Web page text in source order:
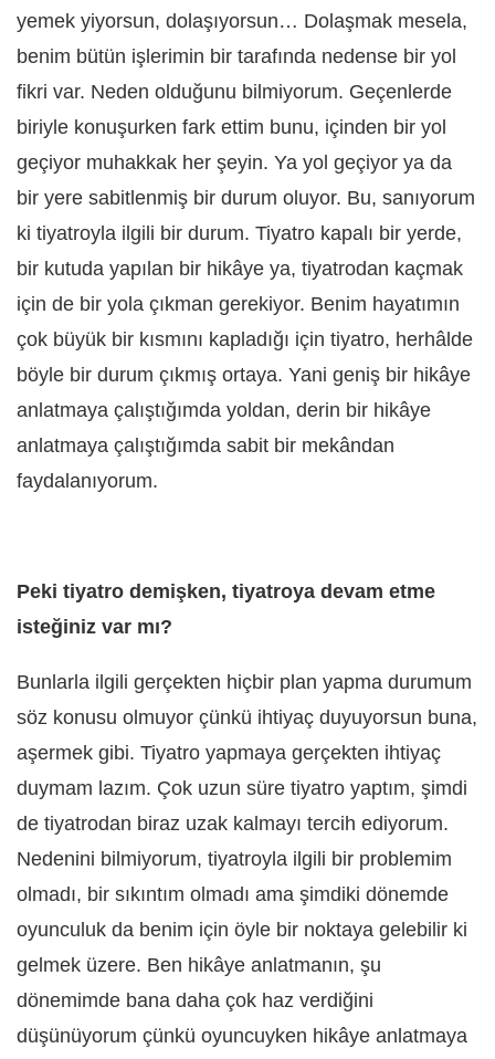
yemek yiyorsun, dolaşıyorsun… Dolaşmak mesela,
benim bütün işlerimin bir tarafında nedense bir yol
fikri var. Neden olduğunu bilmiyorum. Geçenlerde
biriyle konuşurken fark ettim bunu, içinden bir yol
geçiyor muhakkak her şeyin. Ya yol geçiyor ya da
bir yere sabitlenmiş bir durum oluyor. Bu, sanıyorum
ki tiyatroyla ilgili bir durum. Tiyatro kapalı bir yerde,
bir kutuda yapılan bir hikâye ya, tiyatrodan kaçmak
için de bir yola çıkman gerekiyor. Benim hayatımın
çok büyük bir kısmını kapladığı için tiyatro, herhâlde
böyle bir durum çıkmış ortaya. Yani geniş bir hikâye
anlatmaya çalıştığımda yoldan, derin bir hikâye
anlatmaya çalıştığımda sabit bir mekândan
faydalanıyorum.
Peki tiyatro demişken, tiyatroya devam etme
isteğiniz var mı?
Bunlarla ilgili gerçekten hiçbir plan yapma durumum
söz konusu olmuyor çünkü ihtiyaç duyuyorsun buna,
aşermek gibi. Tiyatro yapmaya gerçekten ihtiyaç
duymam lazım. Çok uzun süre tiyatro yaptım, şimdi
de tiyatrodan biraz uzak kalmayı tercih ediyorum.
Nedenini bilmiyorum, tiyatroyla ilgili bir problemim
olmadı, bir sıkıntım olmadı ama şimdiki dönemde
oyunculuk da benim için öyle bir noktaya gelebilir ki
gelmek üzere. Ben hikâye anlatmanın, şu
dönemimde bana daha çok haz verdiğini
düşünüyorum çünkü oyuncuyken hikâye anlatmaya